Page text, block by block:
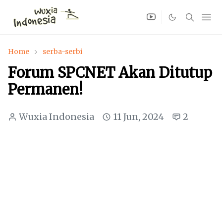
Home serba-serbi
Forum SPCNET Akan Ditutup
Permanen!
Wuxia Indonesia 11 Jun, 2024 2